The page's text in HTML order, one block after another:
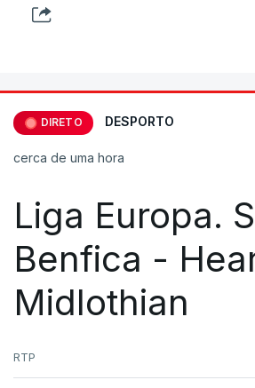
DIRETO DESPORTO
cerca de uma hora
Liga Europa.
Benfica -
Midlothian
RTP